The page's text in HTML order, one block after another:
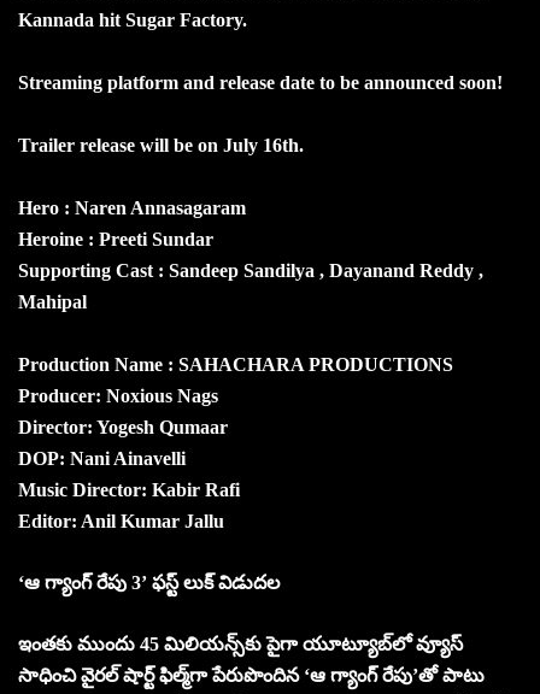
Kannada hit Sugar Factory.
Streaming platform and release date to be announced soon!
Trailer release will be on July 16th.
Hero : Naren Annasagaram
Heroine : Preeti Sundar
Supporting Cast : Sandeep Sandilya , Dayanand Reddy ,
Mahipal
Production Name : SAHACHARA PRODUCTIONS
Producer: Noxious Nags
Director: Yogesh Qumaar
DOP: Nani Ainavelli
Music Director: Kabir Rafi
Editor: Anil Kumar Jallu
‘ఆ గ్యాంగ్ రేపు 3’ ఫస్ట్ లుక్ విడుదల
ఇంతకు ముందు 45 మిలియన్స్‌కు పైగా యూట్యూబ్‌లో వ్యూస్‌
సాధించి వైరల్‌ షార్ట్‌ ఫిల్మ్‌గా పేరుపొందిన ‘ఆ గ్యాంగ్‌ రేపు’తో పాటు